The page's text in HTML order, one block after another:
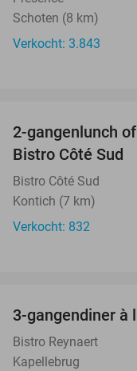
Schoten (8 km)
Verkocht: 3.843
2-gangenlunch
Bistro Côté Sud
Bistro Côté Sud
Kontich (7 km)
Verkocht: 832
3-gangendiner à
Bistro Reynaert
Kapellebrug